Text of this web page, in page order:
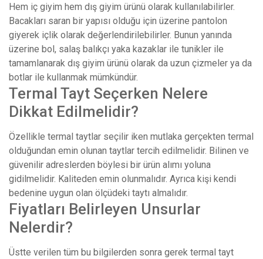
Hem iç giyim hem dış giyim ürünü olarak kullanılabilirler.
Bacakları saran bir yapısı olduğu için üzerine pantolon
giyerek içlik olarak değerlendirilebilirler. Bunun yanında
üzerine bol, salaş balıkçı yaka kazaklar ile tunikler ile
tamamlanarak dış giyim ürünü olarak da uzun çizmeler ya da
botlar ile kullanmak mümkündür.
Termal Tayt Seçerken Nelere
Dikkat Edilmelidir?
Özellikle termal taytlar seçilir iken mutlaka gerçekten termal
olduğundan emin olunan taytlar tercih edilmelidir. Bilinen ve
güvenilir adreslerden böylesi bir ürün alımı yoluna
gidilmelidir. Kaliteden emin olunmalıdır. Ayrıca kişi kendi
bedenine uygun olan ölçüdeki taytı almalıdır.
Fiyatları Belirleyen Unsurlar
Nelerdir?
Üstte verilen tüm bu bilgilerden sonra gerek termal tayt